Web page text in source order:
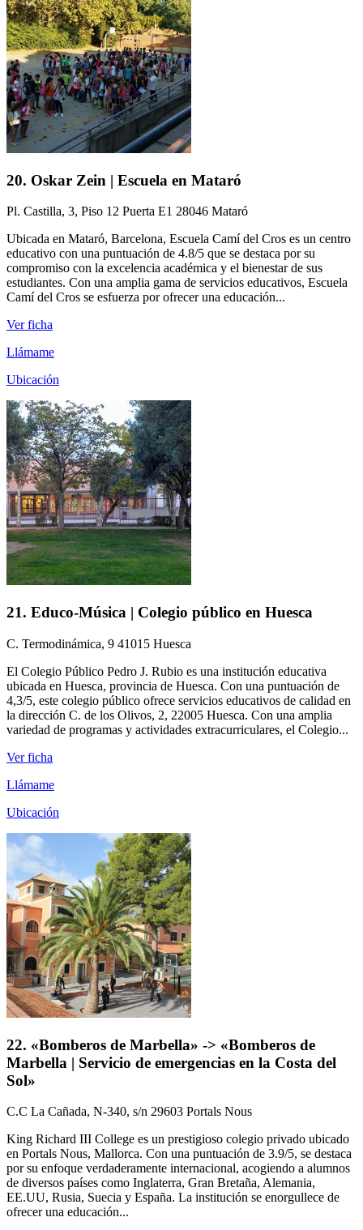
20. Oskar Zein | Escuela en Mataró
Pl. Castilla, 3, Piso 12 Puerta E1 28046 Mataró
Ubicada en Mataró, Barcelona, Escuela Camí del Cros es un centro
educativo con una puntuación de 4.8/5 que se destaca por su
compromiso con la excelencia académica y el bienestar de sus
estudiantes. Con una amplia gama de servicios educativos, Escuela
Camí del Cros se esfuerza por ofrecer una educación...
Ver ficha
Llámame
Ubicación
21. Educo-Música | Colegio público en Huesca
C. Termodinámica, 9 41015 Huesca
El Colegio Público Pedro J. Rubio es una institución educativa
ubicada en Huesca, provincia de Huesca. Con una puntuación de
4,3/5, este colegio público ofrece servicios educativos de calidad en
la dirección C. de los Olivos, 2, 22005 Huesca. Con una amplia
variedad de programas y actividades extracurriculares, el Colegio...
Ver ficha
Llámame
Ubicación
22. «Bomberos de Marbella» -> «Bomberos de
Marbella | Servicio de emergencias en la Costa del
Sol»
C.C La Cañada, N-340, s/n 29603 Portals Nous
King Richard III College es un prestigioso colegio privado ubicado
en Portals Nous, Mallorca. Con una puntuación de 3.9/5, se destaca
por su enfoque verdaderamente internacional, acogiendo a alumnos
de diversos países como Inglaterra, Gran Bretaña, Alemania,
EE.UU, Rusia, Suecia y España. La institución se enorgullece de
ofrecer una educación...